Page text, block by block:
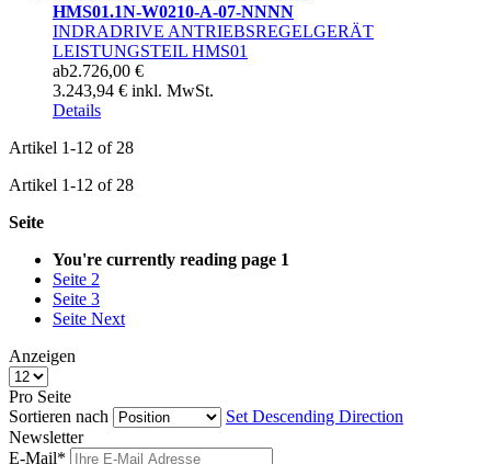
HMS01.1N-W0210-A-07-NNNN
INDRADRIVE ANTRIEBSREGELGERÄT
LEISTUNGSTEIL HMS01
ab2.726,00 €
3.243,94 € inkl. MwSt.
Details
Artikel 1-12 of 28
Artikel 1-12 of 28
Seite
You're currently reading page 1
Seite 2
Seite 3
Seite Next
Anzeigen
Pro Seite
Sortieren nach
Set Descending Direction
Newsletter
E-Mail*